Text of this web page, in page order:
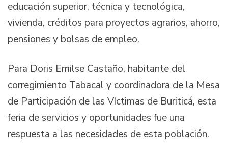
educación superior, técnica y tecnológica,
vivienda, créditos para proyectos agrarios, ahorro,
pensiones y bolsas de empleo.
Para Doris Emilse Castaño, habitante del
corregimiento Tabacal y coordinadora de la Mesa
de Participación de las Víctimas de Buriticá, esta
feria de servicios y oportunidades fue una
respuesta a las necesidades de esta población.